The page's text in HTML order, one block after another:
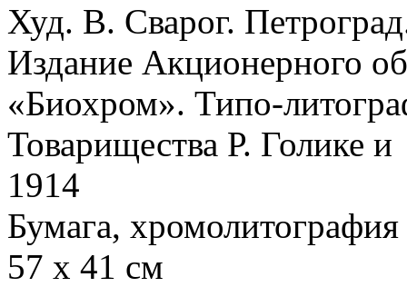
Худ. В. Сварог.
Издание Акционерного
«Биохром». Типо-
Товарищества Р. Голике
1914
Бумага, хромолитография
57 х 41 см